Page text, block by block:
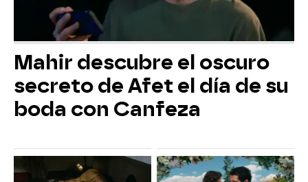
Mahir descubre el oscuro
secreto de Afet el día de su
boda con Canfeza